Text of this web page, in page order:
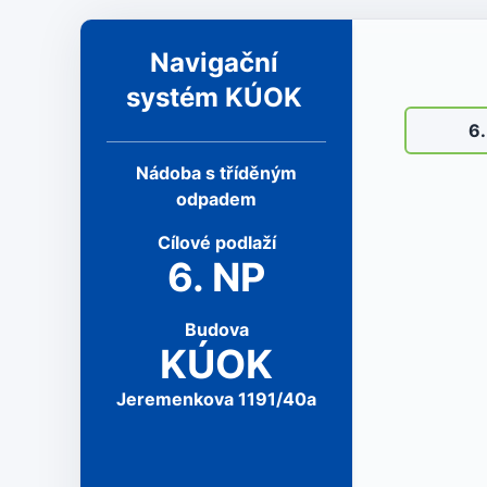
Navigační
systém KÚOK
Nádoba s tříděným
odpadem
Cílové podlaží
6. NP
Budova
KÚOK
Jeremenkova 1191/40a
6